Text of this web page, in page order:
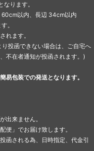
ります。
60cm以内、長辺 34cm以内
。
れます。
投函できない場合は、ご自宅へ
不在者通知が投函されます。)
易包装での発送となります。
出来ません。
便」でお届け致します。
函される為、日時指定、代金引